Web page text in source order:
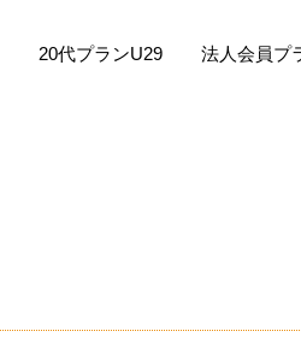
20代プランU29 法人会員プ